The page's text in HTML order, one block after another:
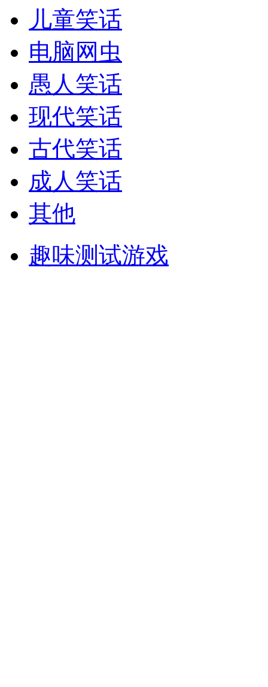
儿童笑话
电脑网虫
愚人笑话
现代笑话
古代笑话
成人笑话
其他
趣味测试游戏